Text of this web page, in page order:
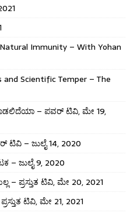
Immunity – With Yohan
and Scientific Temper – The
– ಪವರ್ ಟಿವಿ, ಮೇ 19,
– ಜುಲೈ 14, 2020
ಜುಲೈ 9, 2020
– ಪ್ರಸ್ತುತ ಟಿವಿ, ಮೇ 20, 2021
ಟಿವಿ, ಮೇ 21, 2021